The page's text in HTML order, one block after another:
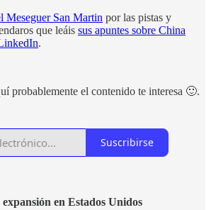
Meseguer San Martin por las pistas y
que leáis sus apuntes sobre China
.
probablemente el contenido te interesa 🙂.
Suscribirse
en Estados Unidos